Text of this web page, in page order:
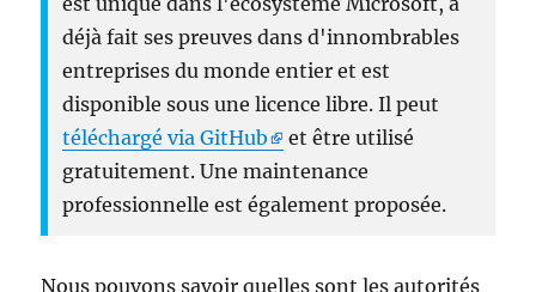
déjà fait ses preuves dans d'innombrables
entreprises du monde entier et est
disponible sous une licence libre. Il peut
téléchargé via GitHub
et être utilisé
gratuitement. Une maintenance
professionnelle est également proposée.
Nous pouvons savoir quelles sont les autorités